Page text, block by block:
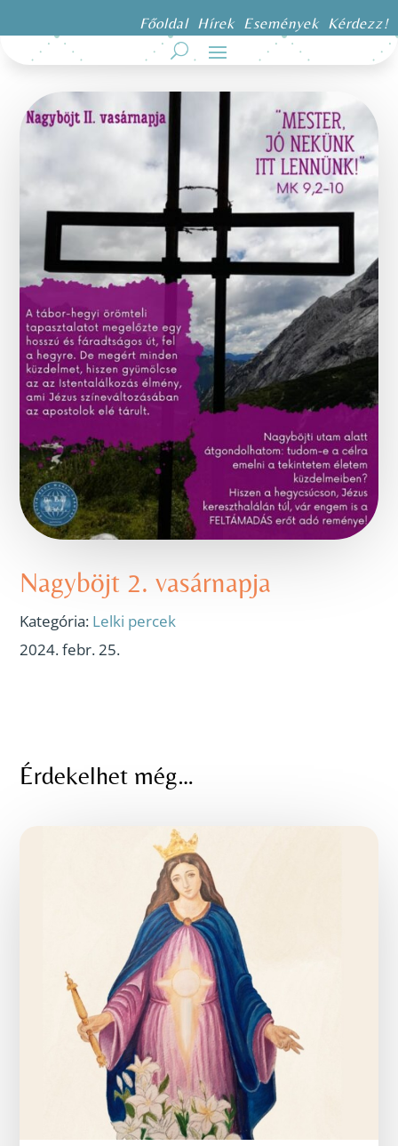
Főoldal Hírek Események Kérdezz!
Nagyböjt 2. vasárnapja
Kategória: Lelki percek
2024. febr. 25.
Érdekelhet még…